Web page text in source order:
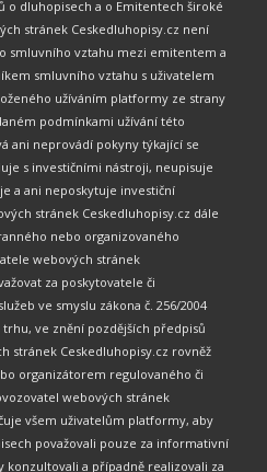
dluhopisech a o Emitentech široké
stránek Ceskedluhopisy.cz není
smluvního vztahu mezi emitentem a
smluvního vztahu s uživatelem
užíváním platformy ze strany
podmínkami užívání této
ani neprovádí pokyny týkající se
s investičními nástroji, neupisuje
a ani neposkytuje investiční
stránek Ceskedluhopisy.cz dále
nebo organizovaného
webových stránek
za poskytovatele či
ve smyslu zákona č. 256/2004
ve znění pozdějších předpisů
stránek Ceskedluhopisy.cz rovněž
organizátorem regulovaného či
webových stránek
všem uživatelům platformy, aby
považovali pouze za informativní
a případně realizovali za